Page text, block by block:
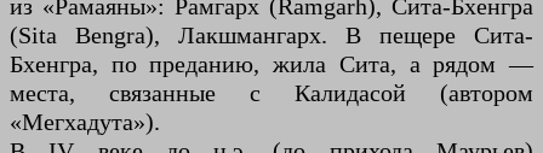
из «Рамаяны»: Рамгарх (Ramgarh), Сита-Бхенгра
(Sita Bengra), Лакшмангарх. В пещере Сита-
Бхенгра, по преданию, жила Сита, а рядом —
места, связанные с Калидасой (автором
«Мегхадута»).